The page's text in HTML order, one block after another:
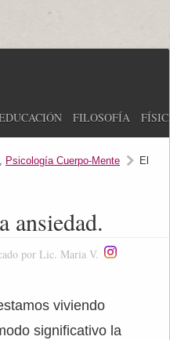
FILOSOFÍA
, Psicología Cuerpo-Mente
El
ansiedad.
por Lic. Maria V.
viviendo
significativo la